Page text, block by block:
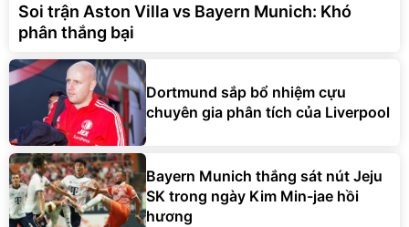
Soi trận Aston Villa vs Bayern Munich: Khó
phân thắng bại
Dortmund sắp bổ nhiệm cựu
chuyên gia phân tích của Liverpool
Bayern Munich thắng sát nút Jeju
SK trong ngày Kim Min-jae hồi
hương